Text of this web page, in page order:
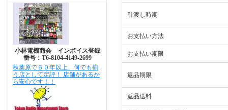
小林電機商会 インボイス登録
番号：T6-8104-4149-2699
秋葉原で６０年以上、何でも揃
う店として定評！ 店舗があるか
ら安心です！！
引渡し時期
お支払い方法
お支払い期限
返品期限
返品送料